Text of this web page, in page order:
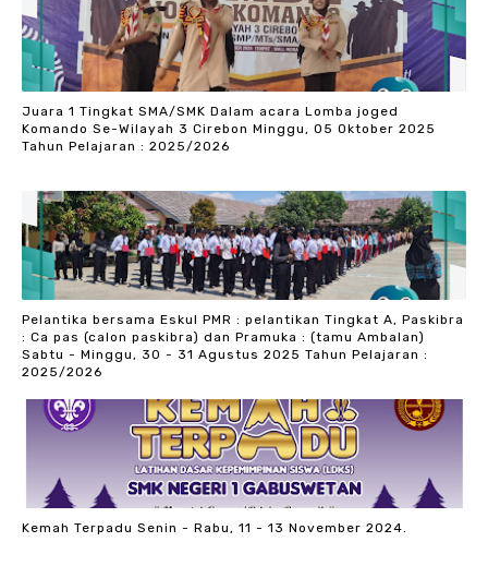
Juara 1 Tingkat SMA/SMK Dalam acara Lomba joged
Komando Se-Wilayah 3 Cirebon Minggu, 05 Oktober 2025
Tahun Pelajaran : 2025/2026
Pelantika bersama Eskul PMR : pelantikan Tingkat A, Paskibra
: Ca pas (calon paskibra) dan Pramuka : (tamu Ambalan)
Sabtu - Minggu, 30 - 31 Agustus 2025 Tahun Pelajaran :
2025/2026
Kemah Terpadu Senin - Rabu, 11 - 13 November 2024.